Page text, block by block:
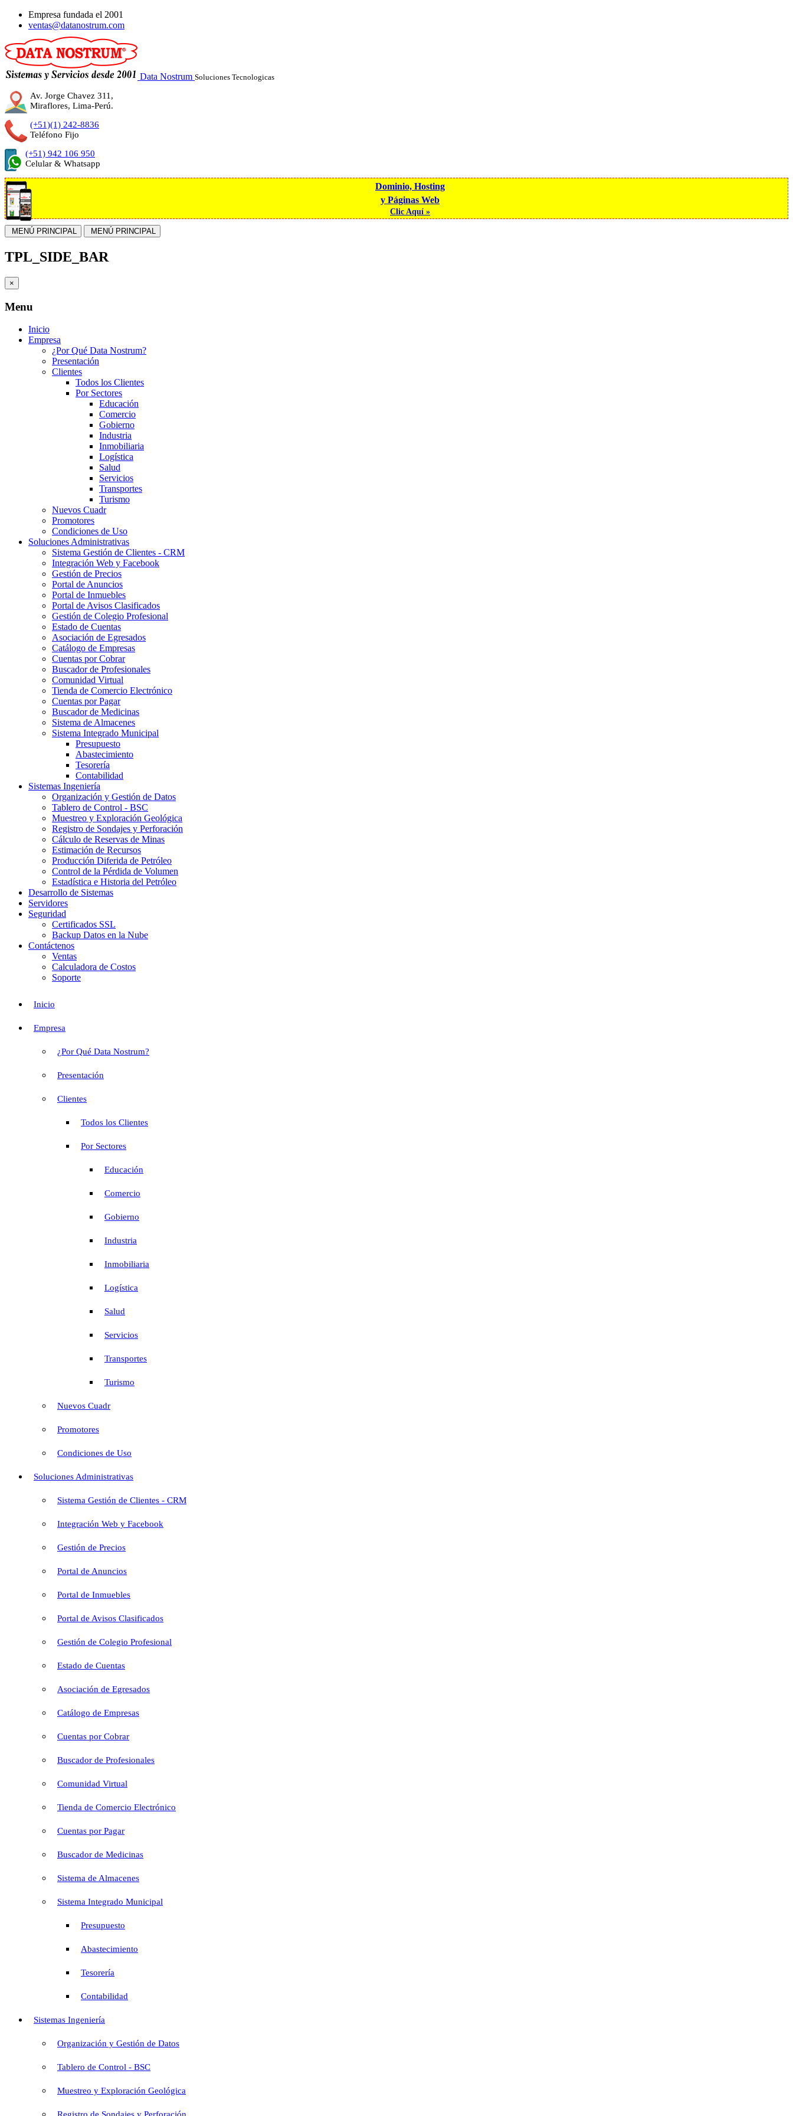
Empresa fundada el 2001
ventas@datanostrum.com
Data Nostrum Soluciones Tecnologicas
Av. Jorge Chavez 311,
Miraflores, Lima-Perú.
(+51)(1) 242-8836
Teléfono Fijo
(+51) 942 106 950
Celular & Whatsapp
Dominio, Hosting
y Páginas Web
Clic Aquí »
MENÚ PRINCIPAL MENÚ PRINCIPAL
TPL_SIDE_BAR
×
Menu
Inicio
Empresa
¿Por Qué Data Nostrum?
Presentación
Clientes
Todos los Clientes
Por Sectores
Educación
Comercio
Gobierno
Industria
Inmobiliaria
Logística
Salud
Servicios
Transportes
Turismo
Nuevos Cuadr
Promotores
Condiciones de Uso
Soluciones Administrativas
Sistema Gestión de Clientes - CRM
Integración Web y Facebook
Gestión de Precios
Portal de Anuncios
Portal de Inmuebles
Portal de Avisos Clasificados
Gestión de Colegio Profesional
Estado de Cuentas
Asociación de Egresados
Catálogo de Empresas
Cuentas por Cobrar
Buscador de Profesionales
Comunidad Virtual
Tienda de Comercio Electrónico
Cuentas por Pagar
Buscador de Medicinas
Sistema de Almacenes
Sistema Integrado Municipal
Presupuesto
Abastecimiento
Tesorería
Contabilidad
Sistemas Ingeniería
Organización y Gestión de Datos
Tablero de Control - BSC
Muestreo y Exploración Geológica
Registro de Sondajes y Perforación
Cálculo de Reservas de Minas
Estimación de Recursos
Producción Diferida de Petróleo
Control de la Pérdida de Volumen
Estadística e Historia del Petróleo
Desarrollo de Sistemas
Servidores
Seguridad
Certificados SSL
Backup Datos en la Nube
Contáctenos
Ventas
Calculadora de Costos
Soporte
Inicio
Empresa
¿Por Qué Data Nostrum?
Presentación
Clientes
Todos los Clientes
Por Sectores
Educación
Comercio
Gobierno
Industria
Inmobiliaria
Logística
Salud
Servicios
Transportes
Turismo
Nuevos Cuadr
Promotores
Condiciones de Uso
Soluciones Administrativas
Sistema Gestión de Clientes - CRM
Integración Web y Facebook
Gestión de Precios
Portal de Anuncios
Portal de Inmuebles
Portal de Avisos Clasificados
Gestión de Colegio Profesional
Estado de Cuentas
Asociación de Egresados
Catálogo de Empresas
Cuentas por Cobrar
Buscador de Profesionales
Comunidad Virtual
Tienda de Comercio Electrónico
Cuentas por Pagar
Buscador de Medicinas
Sistema de Almacenes
Sistema Integrado Municipal
Presupuesto
Abastecimiento
Tesorería
Contabilidad
Sistemas Ingeniería
Organización y Gestión de Datos
Tablero de Control - BSC
Muestreo y Exploración Geológica